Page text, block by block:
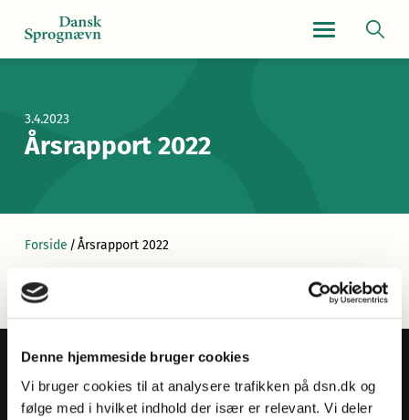
Denne hjemmeside bruger cookies
Vi bruger cookies til at analysere trafikken på dsn.dk og
følge med i hvilket indhold der især er relevant. Vi deler
3.4.2023
Årsrapport 2022
Forside /Årsrapport 2022